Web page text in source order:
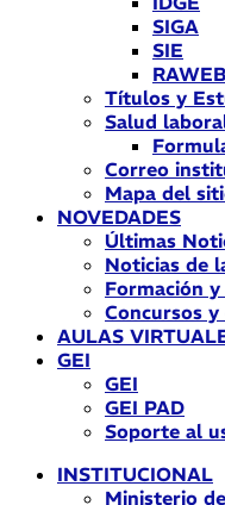
SIGA
SIE
RAWEB
Títulos y
Salud
Correo
Mapa del
NOVEDADES
Últimas
Noticias de
Formación
Concursos
AULAS
GEI
GEI
GEI PAD
Soporte al
INSTITUCIONAL
Ministerio